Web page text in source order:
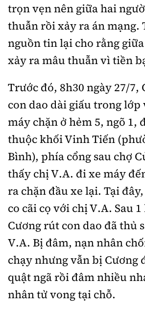
trọn vẹn nên giữa hai
thuẫn rồi xảy ra án mạng.
nguồn tin lại cho rằng
xảy ra mâu thuẫn vì tiền
Trước đó, 8h30 ngày 27/7,
con dao dài giấu trong
máy chặn ở hẻm 5, ngõ 1,
thuộc khối Vinh Tiến
Bình), phía cổng sau chợ
thấy chị V.A. đi xe máy
ra chặn đầu xe lại. Tại
co cãi cọ với chị V.A. Sau
Cương rút con dao đã thủ
V.A. Bị đâm, nạn nhân
chạy nhưng vẫn bị Cương
quật ngã rồi đâm nhiều
nhân tử vong tại chỗ.